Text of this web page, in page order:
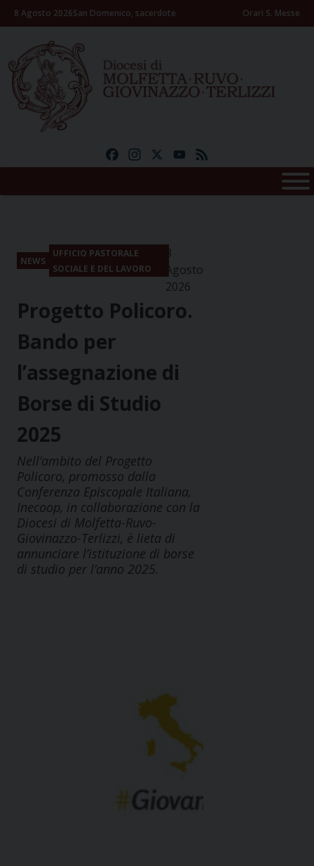
Skip8 Agosto 2026San Domenico, sacerdote Orari S. Messe
FacebookInstagramYouTube
NEWS
UFFICIO PASTORALE
SOCIALE E DEL LAVORO
8
Agosto
2026
Progetto Policoro.
Bando per
l’assegnazione di
Borse di Studio
2025
Nell’ambito del Progetto
Policoro, promosso dalla
Conferenza Episcopale Italiana,
Inecoop, in collaborazione con la
Diocesi di Molfetta-Ruvo-
Giovinazzo-Terlizzi, è lieta di
annunciare l’istituzione di borse
di studio per l’anno 2025.